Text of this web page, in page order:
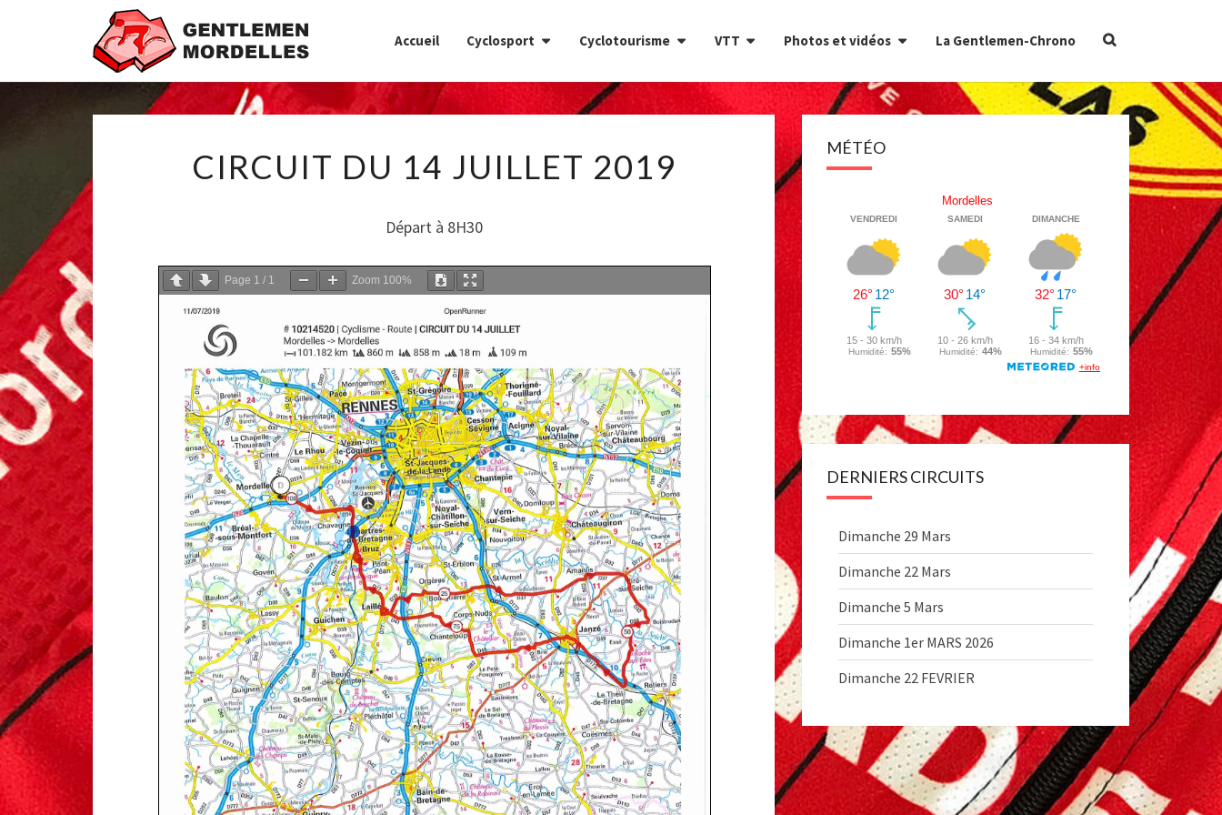
Accueil Cyclosport Cyclotourisme VTT Photos et vidéos La Gentlemen-Chrono
Search
DU
2019
CIRCUIT DU 14 JUILLET 2019
Départ à 8H30
Page 1 / 1 Zoom 100%
MÉTÉO
DERNIERS CIRCUITS
Dimanche 29 Mars
Dimanche 22 Mars
Dimanche 5 Mars
Dimanche 1er MARS 2026
Dimanche 22 FEVRIER